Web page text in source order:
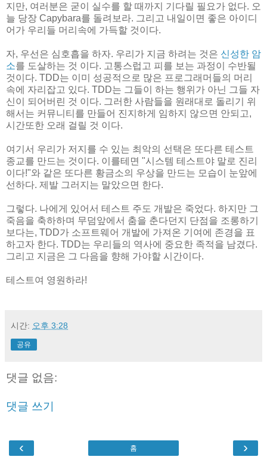
지만, 여러분은 굳이 실수를 할 때까지 기다릴 필요가 없다. 오
늘 당장 Capybara를 돌려보라. 그리고 내일이면 좋은 아이디
어가 우리들 머리속에 가득할 것이다.
자, 우선은 심호흡을 하자. 우리가 지금 하려는 것은 신성한 암
소를 도살하는 것 이다. 고통스럽고 피를 보는 과정이 수반될
것이다. TDD는 이미 성공적으로 많은 프로그래머들의 머리
속에 자리잡고 있다. TDD는 그들이 하는 행위가 아닌 그들 자
신이 되어버린 것 이다. 그러한 사람들을 원래대로 돌리기 위
해서는 커뮤니티를 만들어 진지하게 임하지 않으면 안되고,
시간또한 오래 걸릴 것 이다.
여기서 우리가 저지를 수 있는 최악의 선택은 또다른 테스트
종교를 만드는 것이다. 이를테면 "시스템 테스트야 말로 진리
이다!"와 같은 또다른 황금소의 우상을 만드는 모습이 눈앞에
선하다. 제발 그러지는 말았으면 한다.
그렇다. 나에게 있어서 테스트 주도 개발은 죽었다. 하지만 그
죽음을 축하하며 무덤앞에서 춤을 춘다던지 단점을 조롱하기
보다는, TDD가 소프트웨어 개발에 가져온 기여에 존경을 표
하고자 한다. TDD는 우리들의 역사에 중요한 족적을 남겼다.
그리고 지금은 그 다음을 향해 가야할 시간이다.
테스트여 영원하라!
시간: 오후 3:28
공유
댓글 없음:
댓글 쓰기
‹ ›
홈